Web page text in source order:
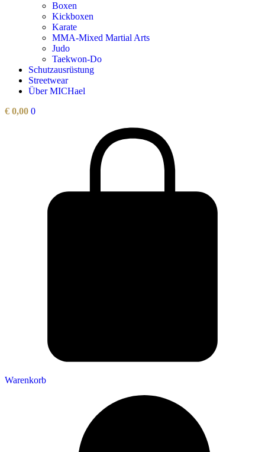
Boxen
Kickboxen
Karate
MMA-Mixed Martial Arts
Judo
Taekwon-Do
Schutzausrüstung
Streetwear
Über MICHael
€ 0,00 0
Warenkorb